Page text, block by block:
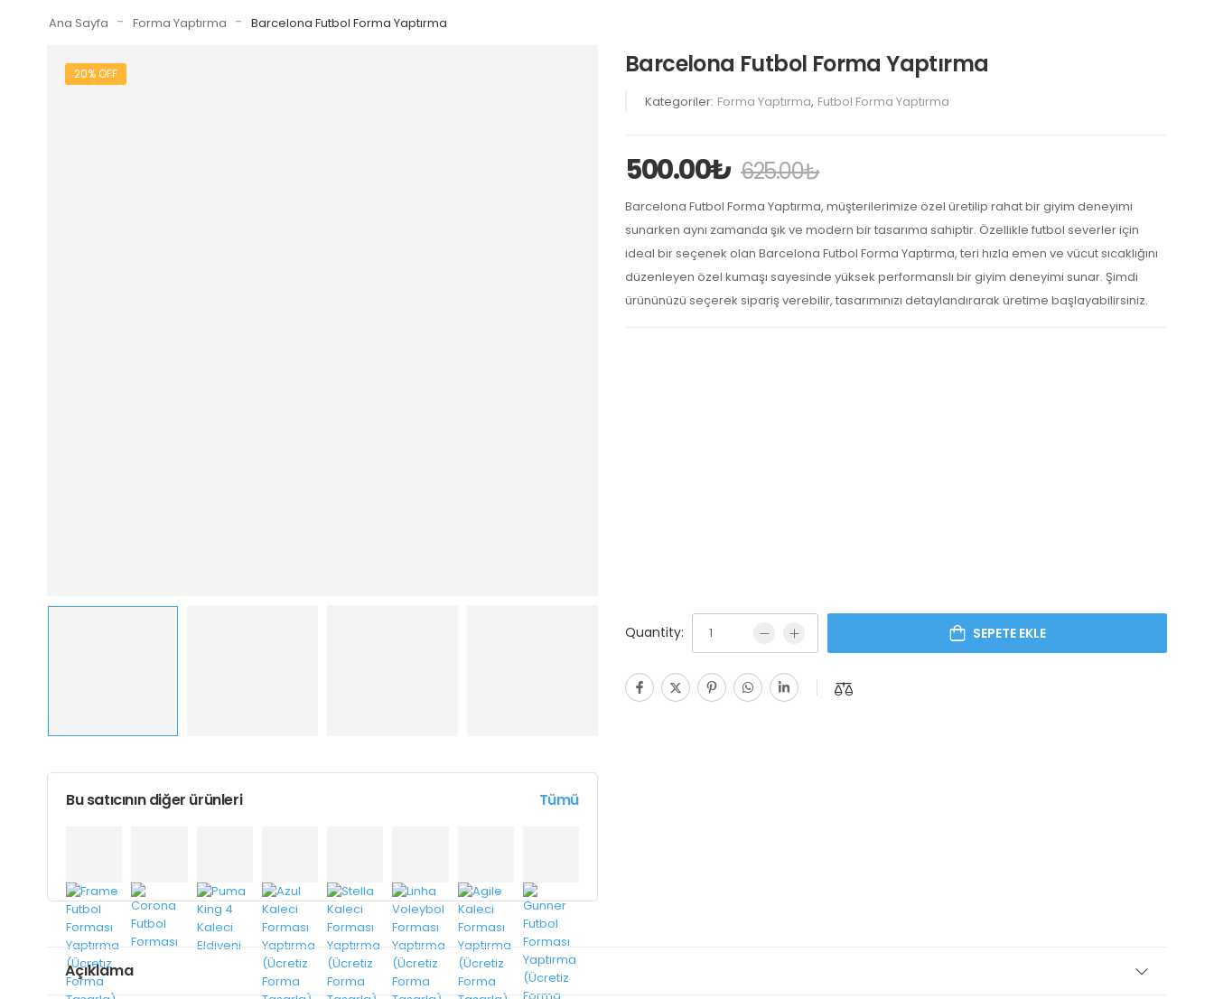
Ana Sayfa - Forma Yaptırma - Barcelona Futbol Forma Yaptırma
20% OFF
Bu satıcının diğer ürünleri Tümü
Barcelona Futbol Forma Yaptırma
Kategoriler: Forma Yaptırma, Futbol Forma Yaptırma
500.00₺ 625.00₺
Barcelona Futbol Forma Yaptırma, müşterilerimize özel üretilip rahat bir giyim deneyimi
sunarken aynı zamanda şık ve modern bir tasarıma sahiptir. Özellikle futbol severler için
ideal bir seçenek olan Barcelona Futbol Forma Yaptırma, teri hızla emen ve vücut sıcaklığını
düzenleyen özel kumaşı sayesinde yüksek performanslı bir giyim deneyimi sunar. Şimdi
ürününüzü seçerek sipariş verebilir, tasarımınızı detaylandırarak üretime başlayabilirsiniz.
Quantity: SEPETE EKLE
Açıklama